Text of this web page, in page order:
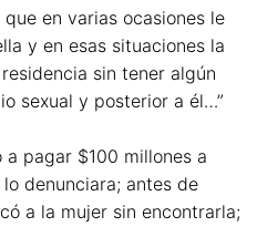
en varias ocasiones le
y en esas situaciones la
sin tener algún
sexual y posterior a él…”
pagar $100 millones a
denunciara; antes de
a la mujer sin encontrarla;